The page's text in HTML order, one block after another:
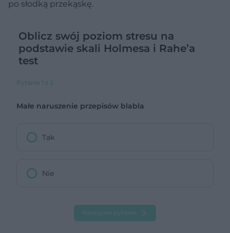
po słodką przekąskę.
Oblicz swój poziom stresu na
podstawie skali Holmesa i Rahe’a
test
Pytanie 1 z 2
Małe naruszenie przepisów blabla
Tak
Nie
Następne pytanie